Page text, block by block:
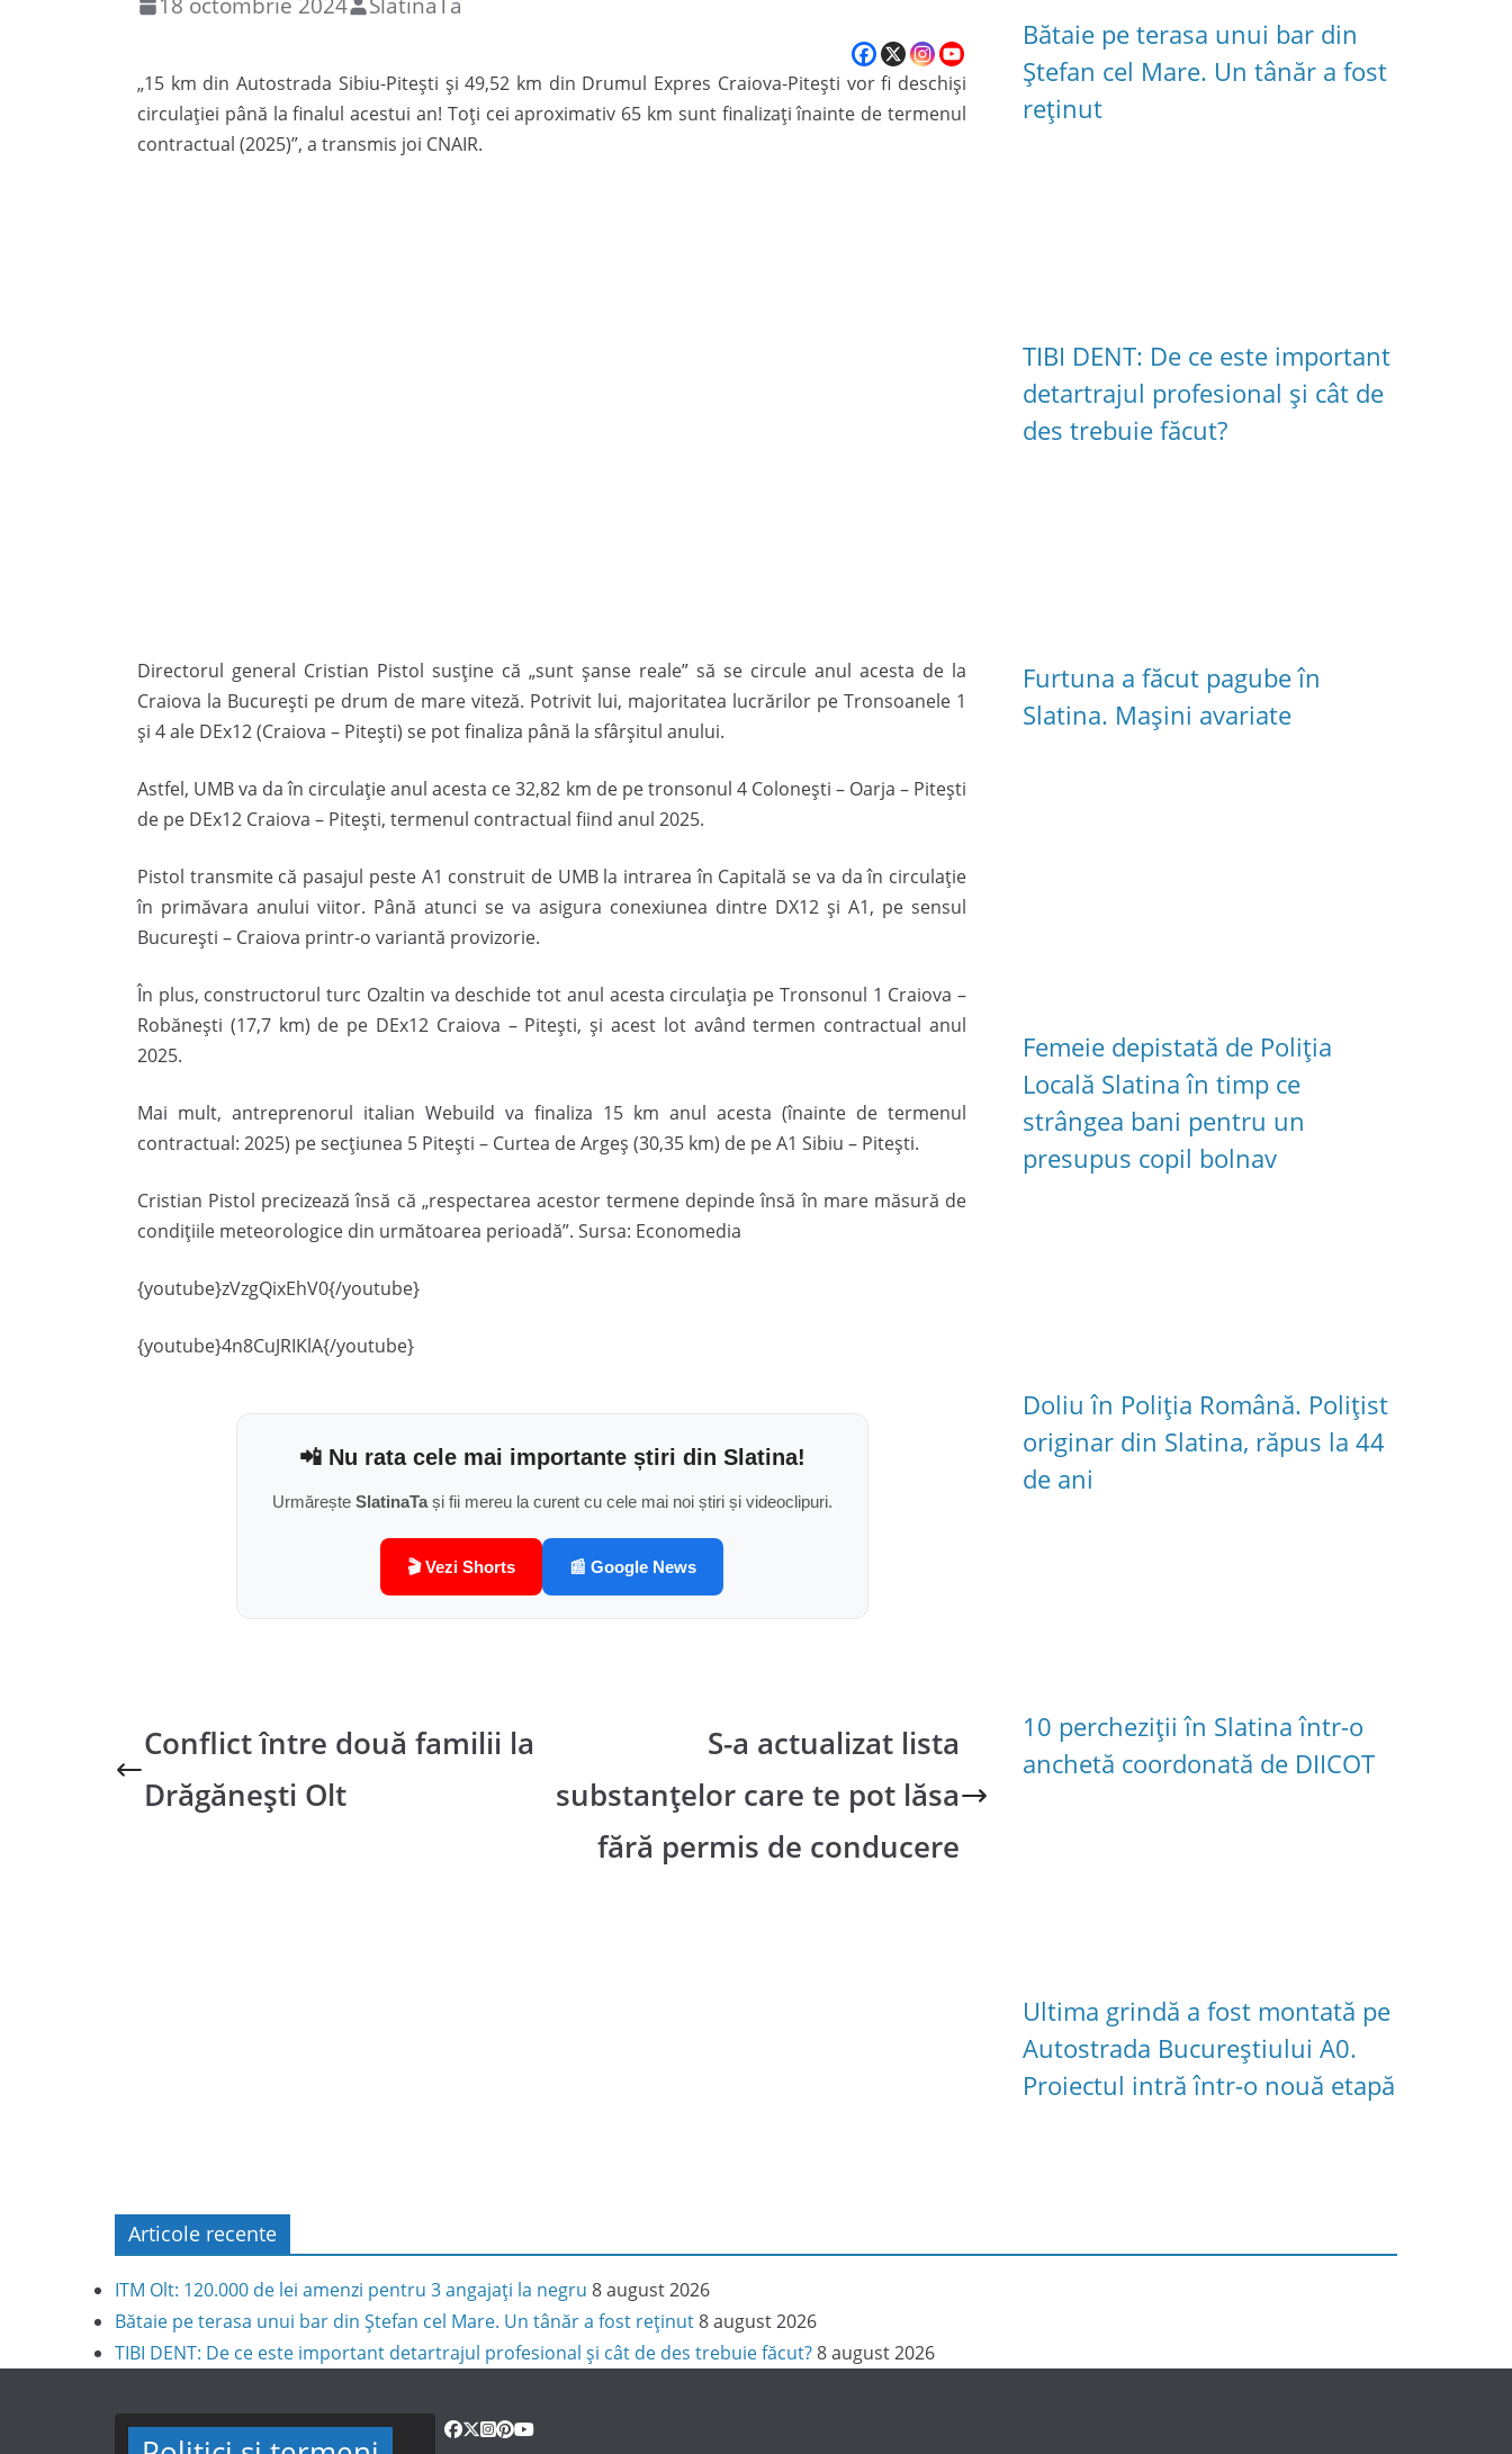
„15 km din Autostrada Sibiu-Pitești și 49,52 km din Drumul Expres Craiova-Pitești vor fi deschiși
circulației până la finalul acestui an! Toți cei aproximativ 65 km sunt finalizați înainte de termenul
contractual (2025)”, a transmis joi CNAIR.
Directorul general Cristian Pistol susține că „sunt șanse reale” să se circule anul acesta de la
Craiova la București pe drum de mare viteză. Potrivit lui, majoritatea lucrărilor pe Tronsoanele 1
și 4 ale DEx12 (Craiova – Pitești) se pot finaliza până la sfârșitul anului.
Astfel, UMB va da în circulație anul acesta ce 32,82 km de pe tronsonul 4 Colonești – Oarja – Pitești
de pe DEx12 Craiova – Pitești, termenul contractual fiind anul 2025.
Pistol transmite că pasajul peste A1 construit de UMB la intrarea în Capitală se va da în circulație
în primăvara anului viitor. Până atunci se va asigura conexiunea dintre DX12 și A1, pe sensul
București – Craiova printr-o variantă provizorie.
În plus, constructorul turc Ozaltin va deschide tot anul acesta circulația pe Tronsonul 1 Craiova –
Robănești (17,7 km) de pe DEx12 Craiova – Pitești, și acest lot având termen contractual anul
2025.
Mai mult, antreprenorul italian Webuild va finaliza 15 km anul acesta (înainte de termenul
contractual: 2025) pe secțiunea 5 Pitești – Curtea de Argeș (30,35 km) de pe A1 Sibiu – Pitești.
Cristian Pistol precizează însă că „respectarea acestor termene depinde însă în mare măsură de
condițiile meteorologice din următoarea perioadă”. Sursa: Economedia
{youtube}zVzgQixEhV0{/youtube}
{youtube}4n8CuJRIKlA{/youtube}
📲 Nu rata cele mai importante știri din Slatina!
Urmărește SlatinaTași fii mereu la curent cu cele mai noi știri și videoclipuri.
🎬 Vezi Shorts 📰 Google News
Conflict între două familii la
Drăgănești Olt
S-a actualizat lista
substanțelor care te pot lăsa
fără permis de conducere
Bătaie pe terasa unui bar din
Ștefan cel Mare. Un tânăr a fost
reținut
TIBI DENT: De ce este important
detartrajul profesional și cât de
des trebuie făcut?
Furtuna a făcut pagube în
Slatina. Mașini avariate
Femeie depistată de Poliția
Locală Slatina în timp ce
strângea bani pentru un
presupus copil bolnav
Doliu în Poliția Română. Polițist
originar din Slatina, răpus la 44
de ani
10 percheziții în Slatina într-o
anchetă coordonată de DIICOT
Ultima grindă a fost montată pe
Autostrada Bucureștiului A0.
Proiectul intră într-o nouă etapă
Articole recente
ITM Olt: 120.000 de lei amenzi pentru 3 angajați la negru 8 august 2026
Bătaie pe terasa unui bar din Ștefan cel Mare. Un tânăr a fost reținut8 august 2026
TIBI DENT: De ce este important detartrajul profesional și cât de des trebuie făcut?8 august 2026